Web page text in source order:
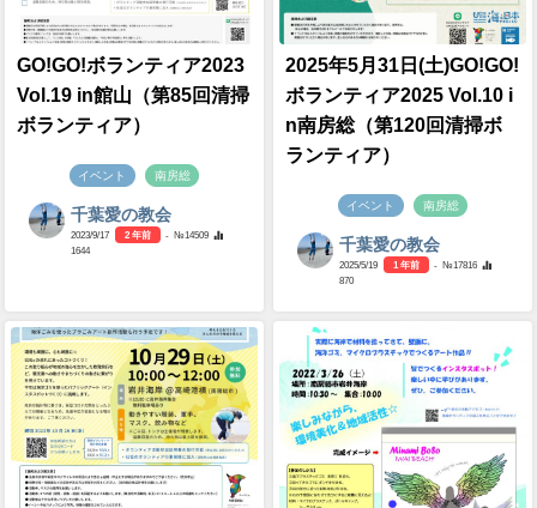
GO!GO!ボランティア2023
Vol.19 in館山（第85回清掃
ボランティア）
イベント 南房総
千葉愛の教会
2023/9/17 2 年前
- №14509
1644
2025年5月31日(土)GO!GO!
ボランティア2025 Vol.10 i
n南房総（第120回清掃ボ
ランティア）
イベント 南房総
千葉愛の教会
2025/5/19 1 年前
- №17816
870